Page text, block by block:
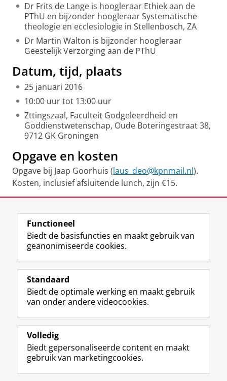
Dr Frits de Lange is hoogleraar Ethiek aan de
PThU en bijzonder hoogleraar Systematische
theologie en ecclesiologie in Stellenbosch, ZA
Dr Martin Walton is bijzonder hoogleraar
Geestelijk Verzorging aan de PThU
Datum, tijd, plaats
25 januari 2016
10:00 uur tot 13:00 uur
Zttingszaal, Faculteit Godgeleerdheid en
Goddienstwetenschap, Oude Boteringestraat 38,
9712 GK Groningen
Opgave en kosten
Opgave bij Jaap Goorhuis (laus_deo@kpnmail.nl).
Kosten, inclusief afsluitende lunch, zijn €15.
Volg de RUG
F
a
e
b
o
p
a
i
L
i
k
e
I
-
p
g
R
S
-
f
e
R
k
I
n
t
r
m
c
Y
o
T
e
k
a
Studiekiezers
Alumni
Over ons
Functioneel
Biedt de basisfuncties en maakt gebruik van
geanonimiseerde cookies.
Standaard
Biedt de optimale werking en maakt gebruik
van onder andere videocookies.
Volledig
Biedt gepersonaliseerde content en maakt
gebruik van marketingcookies.